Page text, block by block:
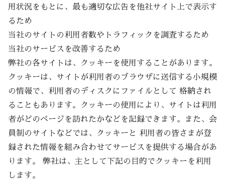
用状況をもとに、最も適切な広告を他社サイト上で表示す
るため
当社のサイトの利用者数やトラフィックを調査するため
当社のサービスを改善するため
弊社の各サイトは、クッキーを使用することがあります。
クッキーは、サイトが利用者のブラウザに送信する小規模
の情報で、利用者のディスクにファイルとして 格納され
ることもあります。クッキーの使用により、サイトは利用
者がどのページを訪れたかなどを記録できます。また、会
員制のサイトなどでは、クッキーと 利用者の皆さまが登
録された情報を組み合わせてサービスを提供する場合があ
ります。 弊社は、主として下記の目的でクッキーを利用
します。